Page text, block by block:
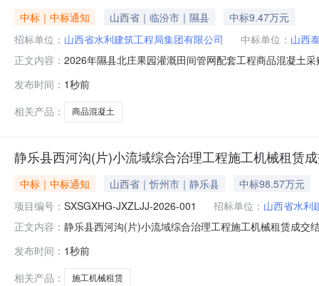
中标｜中标通知 山西省｜临汾市｜隰县
中标9.47万元
招标单位： 山西省水利建筑工程局集团有限公司 中标单位： 山西
正文内容： 2026年隰县北庄果园灌溉田间管网配套工程商品混凝土
公示.pdf
发布时间： 1秒前
相关产品：
商品混凝土
静乐县西河沟(片)小流域综合治理工程施工机械租赁
中标｜中标通知 山西省｜忻州市｜静乐县
中标98.57万元
项目编号： SXSGXHG-JXZLJJ-2026-001 招标单位： 山西省水利
正文内容： 静乐县西河沟(片)小流域综合治理工程施工机械租赁成交
利建筑工程局集团有限公司四、联系方式：采购单位：
式：
发布时间： 1秒前
相关产品：
施工机械租赁